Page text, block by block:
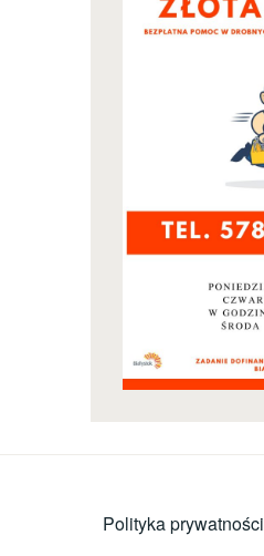
Polityka prywatności